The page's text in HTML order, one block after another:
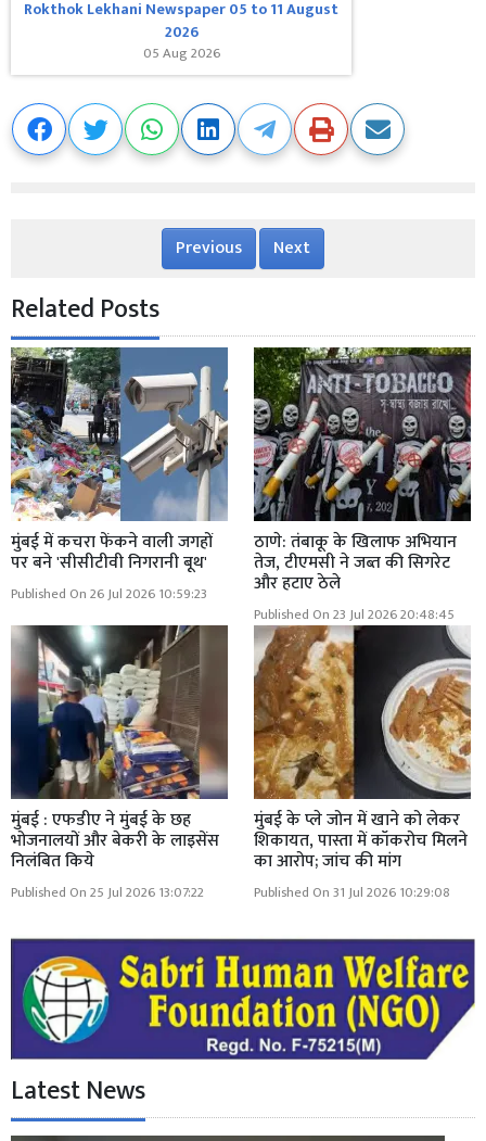
Rokthok Lekhani Newspaper 05 to 11 August
2026
05 Aug 2026
Previous Next
Related Posts
मुंबई में कचरा फेंकने वाली जगहों
पर बने 'सीसीटीवी निगरानी बूथ'
Published On 26 Jul 2026 10:59:23
ठाणे: तंबाकू के खिलाफ अभियान
तेज, टीएमसी ने जब्त की सिगरेट
और हटाए ठेले
Published On 23 Jul 2026 20:48:45
मुंबई : एफडीए ने मुंबई के छह
भोजनालयों और बेकरी के लाइसेंस
निलंबित किये
Published On 25 Jul 2026 13:07:22
मुंबई के प्ले जोन में खाने को लेकर
शिकायत, पास्ता में कॉकरोच मिलने
का आरोप; जांच की मांग
Published On 31 Jul 2026 10:29:08
Latest News